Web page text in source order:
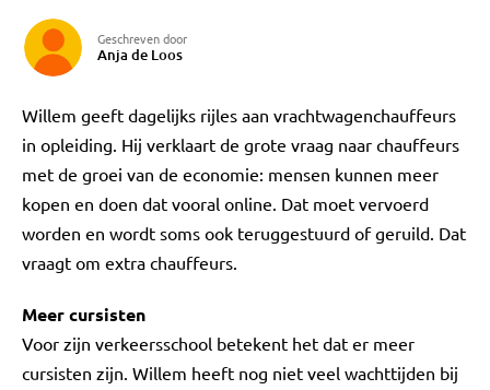
Geschreven door
Anja de Loos
Willem geeft dagelijks rijles aan vrachtwagenchauffeurs
in opleiding. Hij verklaart de grote vraag naar chauffeurs
met de groei van de economie: mensen kunnen meer
kopen en doen dat vooral online. Dat moet vervoerd
worden en wordt soms ook teruggestuurd of geruild. Dat
vraagt om extra chauffeurs.
Meer cursisten
Voor zijn verkeersschool betekent het dat er meer
cursisten zijn. Willem heeft nog niet veel wachttijden bij